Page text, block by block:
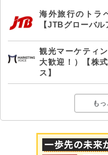
海外旅行のトラ
【JTBグローバル
観光マーケティ
大歓迎！）【株
ス】
も